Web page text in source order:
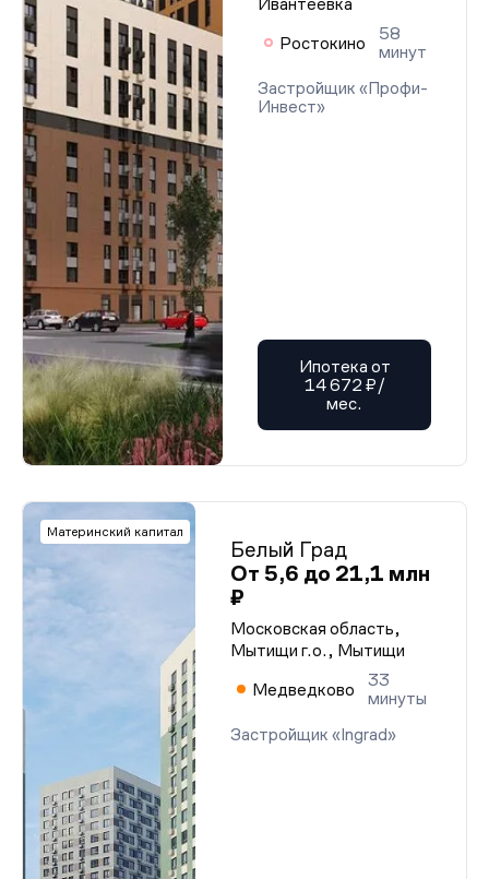
Ивантеевка
Ростокино
58
минут
Застройщик «Профи-
Инвест»
Ипотека от
14 672 ₽/
мес.
Материнский капитал
Белый Град
От 5,6 до 21,1 млн
₽
Московская область,
Мытищи г.о., Мытищи
Медведково
33
минуты
Застройщик «Ingrad»